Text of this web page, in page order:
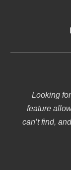
Looking
feature
can’t find,